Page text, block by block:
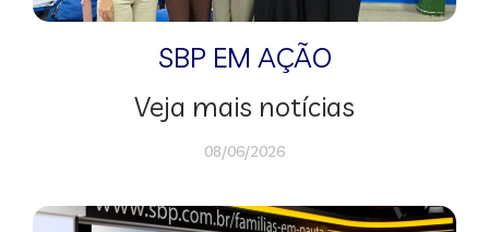
SBP EM AÇÃO
Veja mais notícias
08/06/2026